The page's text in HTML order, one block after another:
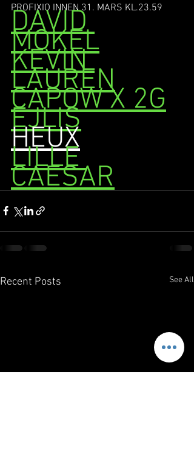
PROFIXIO INNEN 31. MARS KL.23.59
DAVID
MOKEL
KEVIN
LAUREN
CAPOW X 2G
EJLIS
HEUX
LILLE
CAESAR
Recent Posts See All